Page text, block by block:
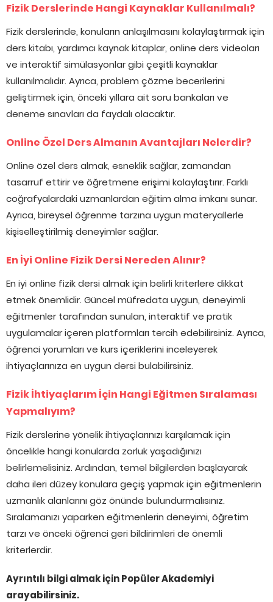
Fizik Derslerinde Hangi Kaynaklar Kullanılmalı?
Fizik derslerinde, konuların anlaşılmasını kolaylaştırmak için
ders kitabı, yardımcı kaynak kitaplar, online ders videoları
ve interaktif simülasyonlar gibi çeşitli kaynaklar
kullanılmalıdır. Ayrıca, problem çözme becerilerini
geliştirmek için, önceki yıllara ait soru bankaları ve
deneme sınavları da faydalı olacaktır.
Online Özel Ders Almanın Avantajları Nelerdir?
Online özel ders almak, esneklik sağlar, zamandan
tasarruf ettirir ve öğretmene erişimi kolaylaştırır. Farklı
coğrafyalardaki uzmanlardan eğitim alma imkanı sunar.
Ayrıca, bireysel öğrenme tarzına uygun materyallerle
kişiselleştirilmiş deneyimler sağlar.
En İyi Online Fizik Dersi Nereden Alınır?
En iyi online fizik dersi almak için belirli kriterlere dikkat
etmek önemlidir. Güncel müfredata uygun, deneyimli
eğitmenler tarafından sunulan, interaktif ve pratik
uygulamalar içeren platformları tercih edebilirsiniz. Ayrıca,
öğrenci yorumları ve kurs içeriklerini inceleyerek
ihtiyaçlarınıza en uygun dersi bulabilirsiniz.
Fizik İhtiyaçlarım İçin Hangi Eğitmen Sıralaması
Yapmalıyım?
Fizik derslerine yönelik ihtiyaçlarınızı karşılamak için
öncelikle hangi konularda zorluk yaşadığınızı
belirlemelisiniz. Ardından, temel bilgilerden başlayarak
daha ileri düzey konulara geçiş yapmak için eğitmenlerin
uzmanlık alanlarını göz önünde bulundurmalısınız.
Sıralamanızı yaparken eğitmenlerin deneyimi, öğretim
tarzı ve önceki öğrenci geri bildirimleri de önemli
kriterlerdir.
Ayrıntılı bilgi almak için Popüler Akademiyi
arayabilirsiniz.